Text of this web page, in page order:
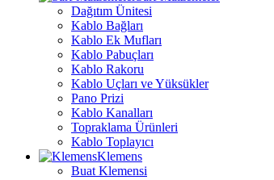
Dağıtım Ünitesi
Kablo Bağları
Kablo Ek Mufları
Kablo Pabuçları
Kablo Rakoru
Kablo Uçları ve Yüksükler
Pano Prizi
Kablo Kanalları
Topraklama Ürünleri
Kablo Toplayıcı
Klemens
Buat Klemensi